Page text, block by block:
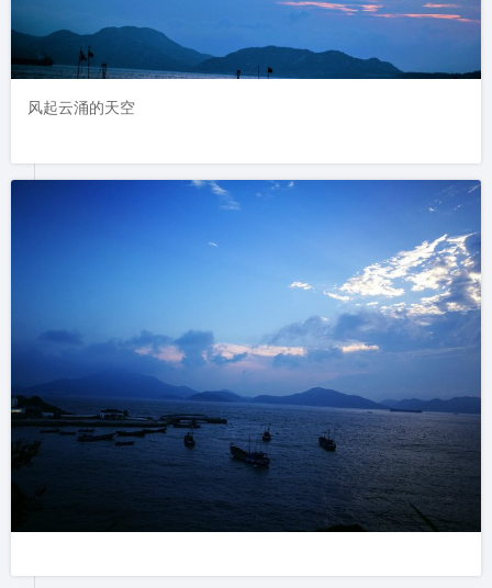
风起云涌的天空